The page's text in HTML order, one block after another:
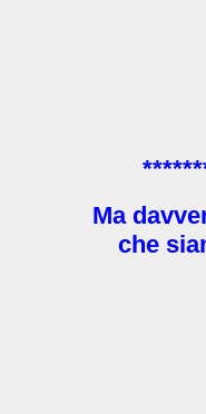
Ma
che